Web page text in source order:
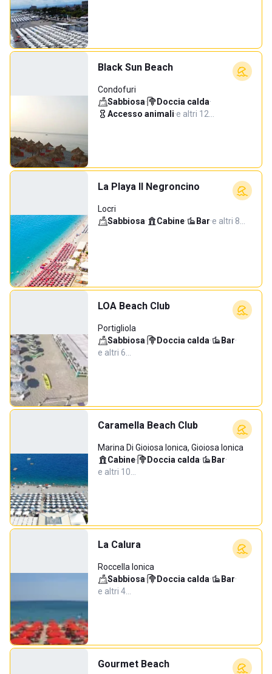
Black Sun Beach
Condofuri
Sabbiosa· Doccia calda·
Accesso animali·e altri 12…
La Playa Il Negroncino
Locri
Sabbiosa· Cabine· Bar·e altri 8…
LOA Beach Club
Portigliola
Sabbiosa· Doccia calda· Bar·
e altri 6…
Caramella Beach Club
Marina Di Gioiosa Ionica, Gioiosa Ionica
Cabine· Doccia calda· Bar·
e altri 10…
La Calura
Roccella Ionica
Sabbiosa· Doccia calda· Bar·
e altri 4…
Gourmet Beach